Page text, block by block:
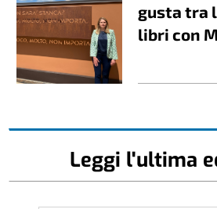
gusta tra
libri con
Leggi l'ultima